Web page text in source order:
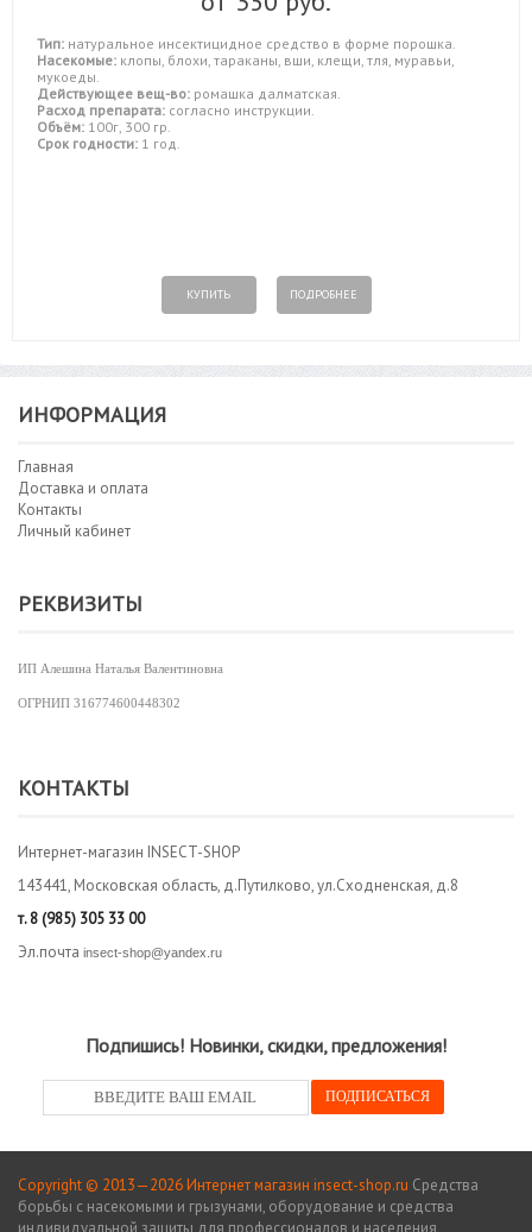
Тип: натуральное инсектицидное средство в форме порошка.
Насекомые: клопы, блохи, тараканы, вши, клещи, тля, муравьи,
мукоеды.
Действующее вещ-во: ромашка далматская.
Расход препарата: согласно инструкции.
Объём: 100г, 300 гр.
Срок годности: 1 год.
КУПИТЬ ПОДРОБНЕЕ
ИНФОРМАЦИЯ
Главная
Доставка и оплата
Контакты
Личный кабинет
РЕКВИЗИТЫ
ИП Алешина Наталья Валентиновна
ОГРНИП 316774600448302
КОНТАКТЫ
Интернет-магазин INSECT-SHOP
143441, Московская область, д.Путилково, ул.Сходненская, д.8
т.8 (985) 305 33 00
Эл.почта insect-shop@yandex.ru
Подпишись! Новинки, скидки, предложения!
Copyright © 2013—2026 Интернет магазин insect-shop.ru Средства
борьбы с насекомыми и грызунами, оборудование и средства
индивидуальной защиты для профессионалов и населения